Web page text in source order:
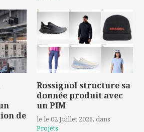
de
Rossignol structure sa
donnée produit avec
un PIM
le le 02 Juillet 2026, dans
Projets